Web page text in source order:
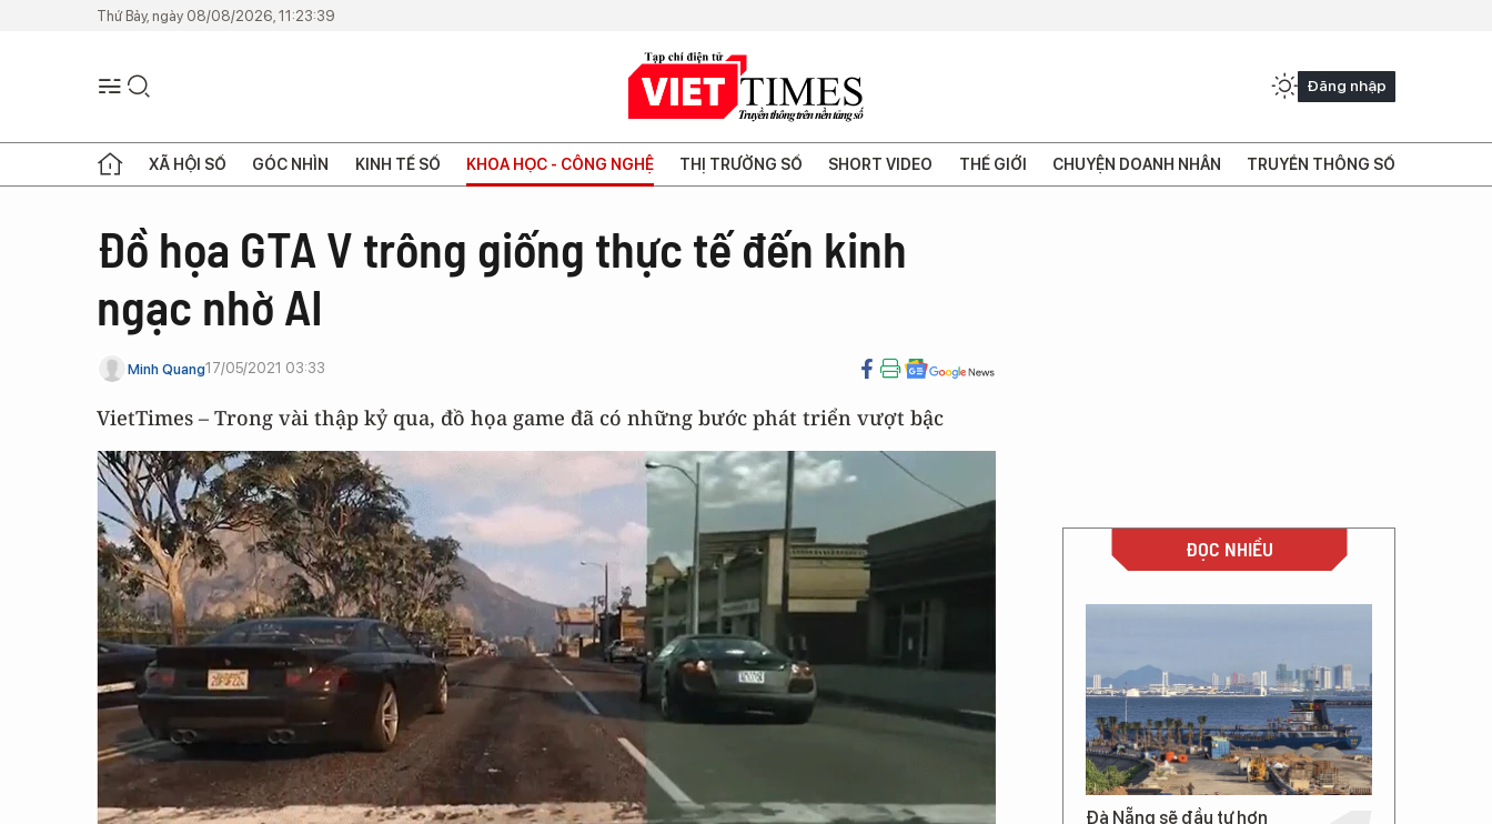
Thứ Bảy, ngày 08/08/2026, 11:23:39
Đăng nhập
XÃ HỘI SỐ GÓC NHÌN KINH TẾ SỐ KHOA HỌC - CÔNG NGHỆ THỊ TRƯỜNG SỐ SHORT VIDEO THẾ GIỚI CHUYỆN DOANH NHÂN TRUYỀN THÔNG SỐ
Đồ họa GTA V trông giống thực tế đến kinh
ngạc nhờ AI
Minh Quang17/05/2021 03:33
VietTimes – Trong vài thập kỷ qua, đồ họa game đã có những bước phát triển vượt bậc
ĐỌC NHIỀU
Đà Nẵng sẽ đầu tư hơn